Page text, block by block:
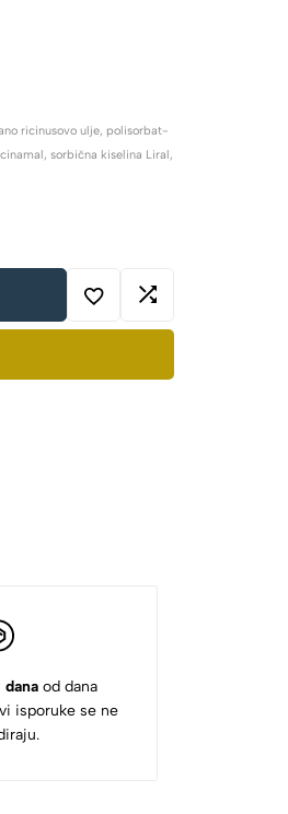
ricinusovo ulje, polisorbat-
sorbična kiselina Liral,
dana od dana
isporuke se ne